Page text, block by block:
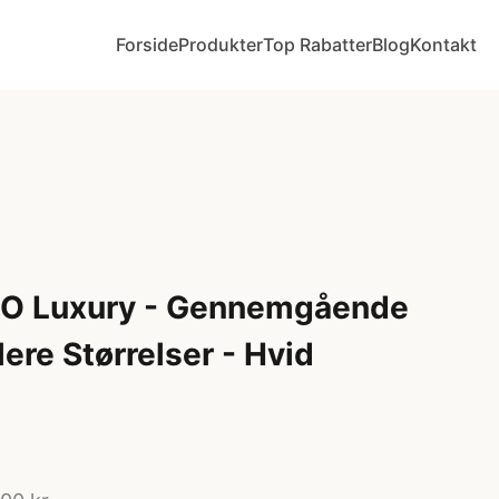
ForsideProdukterTop RabatterBlogKontakt
Luxury - Gennemgående
Størrelser - Hvid